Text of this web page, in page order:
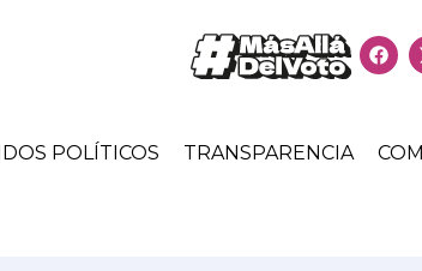
POLÍTICOS TRANSPARENCIA